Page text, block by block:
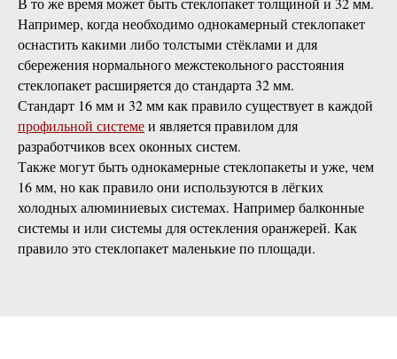
Например, когда необходимо однокамерный стеклопакет
оснастить какими либо толстыми стёклами и для
сбережения нормального межстекольного расстояния
стеклопакет расширяется до стандарта 32 мм.
Стандарт 16 мм и 32 мм как правило существует в каждой
профильной системеи является правилом для
разработчиков всех оконных систем.
Также могут быть однокамерные стеклопакеты и уже, чем
16 мм, но как правило они используются в лёгких
холодных алюминиевых системах. Например балконные
системы и или системы для остекления оранжерей. Как
правило это стеклопакет маленькие по площади.